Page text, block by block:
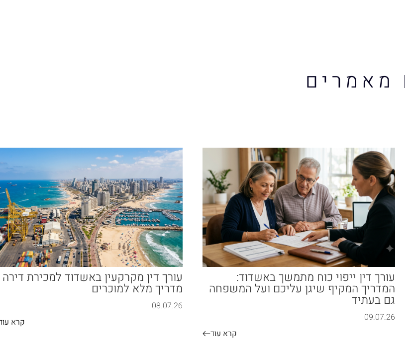
מאמרים
עורך דין ייפוי כוח מתמשך באשדוד:
המדריך המקיף שיגן עליכם ועל המשפחה
גם בעתיד
09.07.26
קרא עוד
עורך דין מקרקעין באשדוד למכירת דירה
מדריך מלא למוכרים
08.07.26
קרא